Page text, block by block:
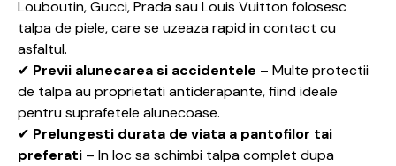
Louboutin, Gucci, Prada sau Louis Vuitton folosesc
talpa de piele, care se uzeaza rapid in contact cu
asfaltul.
✔ Previi alunecarea si accidentele – Multe protectii
de talpa au proprietati antiderapante, fiind ideale
pentru suprafetele alunecoase.
✔ Prelungesti durata de viata a pantofilor tai
preferati – In loc sa schimbi talpa complet dupa